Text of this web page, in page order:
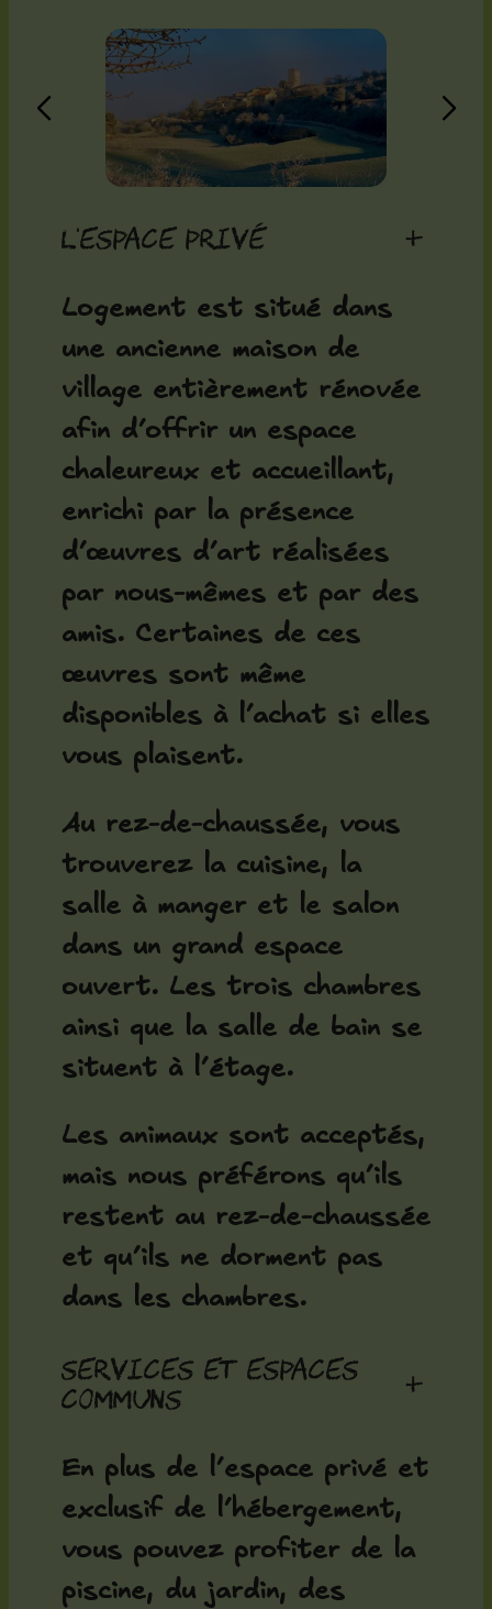
L'espace privé +
Logement est situé dans
une ancienne maison de
village entièrement rénovée
afin d’offrir un espace
chaleureux et accueillant,
enrichi par la présence
d’œuvres d’art réalisées
par nous-mêmes et par des
amis. Certaines de ces
œuvres sont même
disponibles à l’achat si elles
vous plaisent.
Au rez-de-chaussée, vous
trouverez la cuisine, la
salle à manger et le salon
dans un grand espace
ouvert. Les trois chambres
ainsi que la salle de bain se
situent à l’étage.
Les animaux sont acceptés,
mais nous préférons qu’ils
restent au rez-de-chaussée
et qu’ils ne dorment pas
dans les chambres.
Services et espaces
communs
+
En plus de l’espace privé et
exclusif de l’hébergement,
vous pouvez profiter de la
piscine, du jardin, des